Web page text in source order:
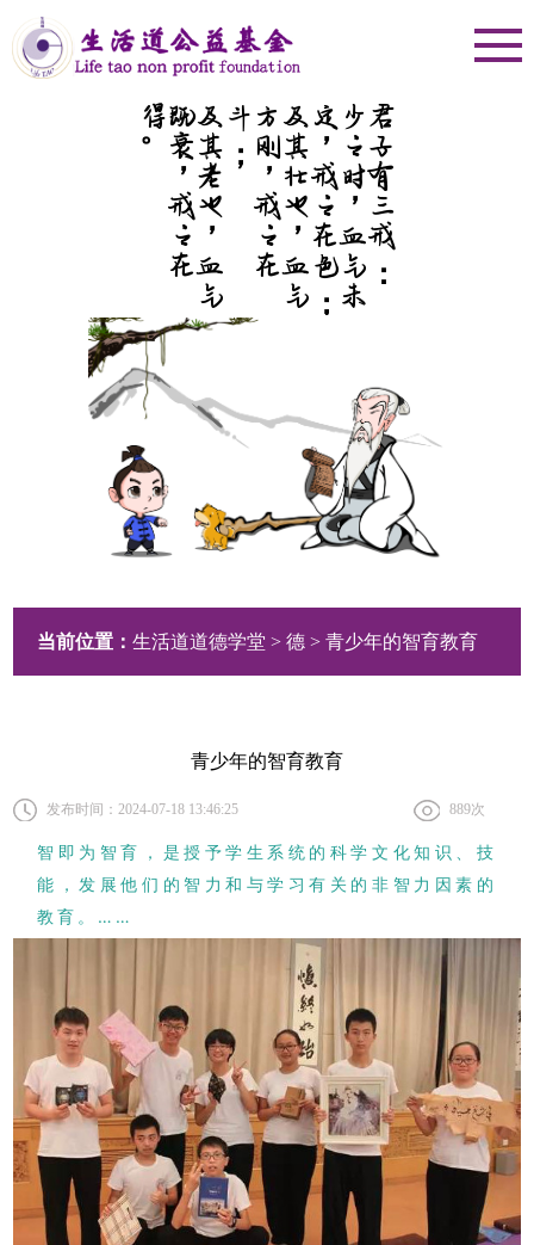
君子有三戒：
少
之
时
，
血
气
未
定
，
戒
之
在
色
；
及
其
壮
也
，
血
气
方
刚
，
戒
之
在
斗
；
及
其
老
也
，
血
气
既
衰
，
戒
之
在
得
。
当前位置：生活道道德学堂 >德 > 青少年的智育教育
青少年的智育教育
发布时间：2024-07-18 13:46:25 889次
智即为智育，是授予学生系统的科学文化知识、技
能，发展他们的智力和与学习有关的非智力因素的
教育。 ……